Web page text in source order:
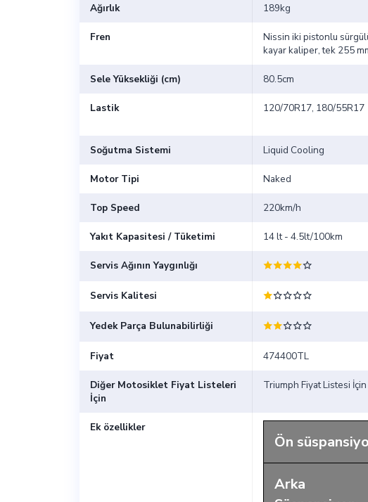
Ağırlık 189kg
Fren
Nissin iki pistonlu
kayar kaliper, tek 255
Sele Yüksekliği (cm) 80.5cm
Lastik 120/70R17, 180/55R17
Soğutma Sistemi Liquid Cooling
Motor Tipi Naked
Top Speed 220km/h
Yakıt Kapasitesi / Tüketimi 14 lt - 4.5lt/100km
Servis Ağının Yaygınlığı
Servis Kalitesi
Yedek Parça Bulunabilirliği
Fiyat 474400TL
Diğer Motosiklet Fiyat Listeleri
İçin
Triumph Fiyat Listesi İçin
Ek özellikler
Ön
Arka